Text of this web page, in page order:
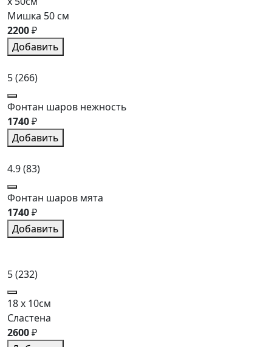
Мишка 50 см
2200₽
Добавить
5(266)
Фонтан шаров нежность
1740₽
Добавить
4.9(83)
Фонтан шаров мята
1740₽
Добавить
5(232)
18 x 10см
Сластена
2600₽